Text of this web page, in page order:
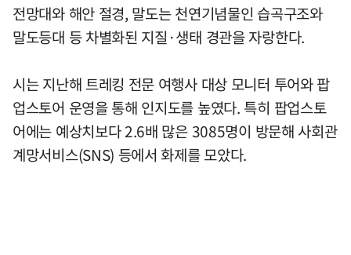
전망대와 해안 절경, 말도는 천연기념물인 습곡구조와
말도등대 등 차별화된 지질·생태 경관을 자랑한다.
시는 지난해 트레킹 전문 여행사 대상 모니터 투어와 팝
업스토어 운영을 통해 인지도를 높였다. 특히 팝업스토
어에는 예상치보다 2.6배 많은 3085명이 방문해 사회관
계망서비스(SNS) 등에서 화제를 모았다.